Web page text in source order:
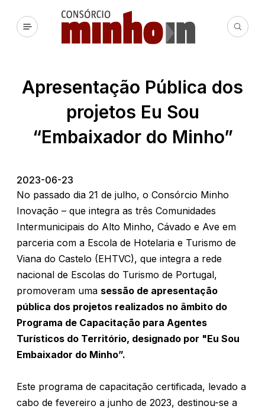
Apresentação Pública dos
projetos Eu Sou
“Embaixador do Minho”
2023-06-23
No passado dia 21 de julho, o Consórcio Minho
Inovação – que integra as três Comunidades
Intermunicipais do Alto Minho, Cávado e Ave em
parceria com a Escola de Hotelaria e Turismo de
Viana do Castelo (EHTVC), que integra a rede
nacional de Escolas do Turismo de Portugal,
promoveram uma sessão de apresentação
pública dos projetos realizados no âmbito do
Programa de Capacitação para Agentes
Turísticos do Território, designado por "Eu Sou
Embaixador do Minho”.
Este programa de capacitação certificada, levado a
cabo de fevereiro a junho de 2023, destinou-se a